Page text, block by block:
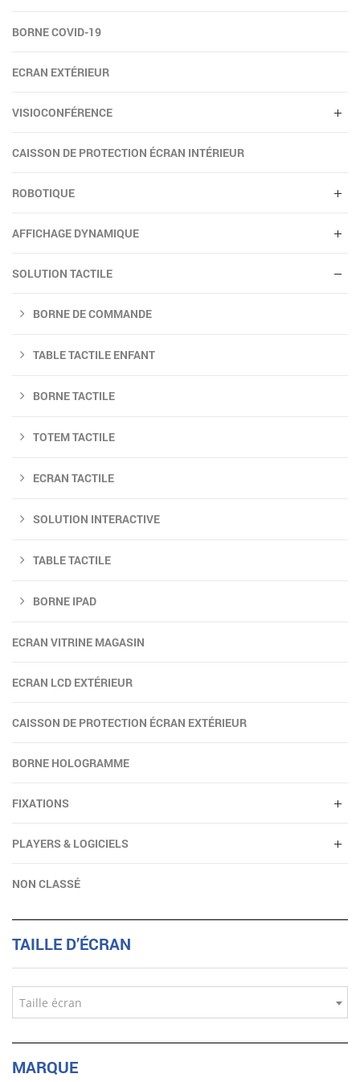
BORNE COVID-19
ECRAN EXTÉRIEUR
VISIOCONFÉRENCE
CAISSON DE PROTECTION ÉCRAN INTÉRIEUR
ROBOTIQUE
AFFICHAGE DYNAMIQUE
SOLUTION TACTILE
BORNE DE COMMANDE
TABLE TACTILE ENFANT
BORNE TACTILE
TOTEM TACTILE
ECRAN TACTILE
SOLUTION INTERACTIVE
TABLE TACTILE
BORNE IPAD
ECRAN VITRINE MAGASIN
ECRAN LCD EXTÉRIEUR
CAISSON DE PROTECTION ÉCRAN EXTÉRIEUR
BORNE HOLOGRAMME
FIXATIONS
PLAYERS & LOGICIELS
NON CLASSÉ
TAILLE D’ÉCRAN
Taille écran
MARQUE